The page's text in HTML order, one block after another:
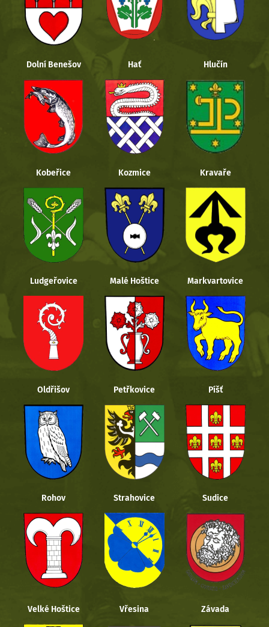
Dolní Benešov Hať Hlučín
Kobeřice Kozmice Kravaře
Ludgeřovice Malé Hoštice Markvartovice
Oldřišov Petřkovice Píšť
Rohov Strahovice Sudice
Velké Hoštice Vřesina Závada